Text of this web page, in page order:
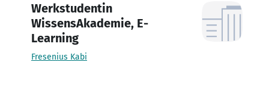
Werkstudentin
WissensAkademie, E-
Learning
Fresenius Kabi